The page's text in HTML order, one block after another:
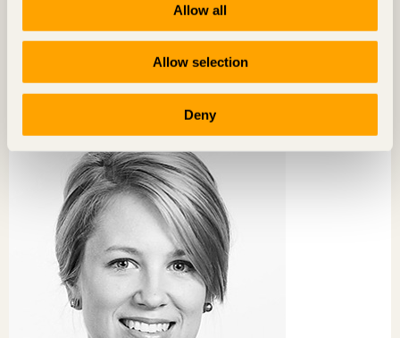
Allow all
Allow selection
Deny
Världens största showroom för träbyggnation
Ordförande i kommunstyrelsen, Växjö kommun